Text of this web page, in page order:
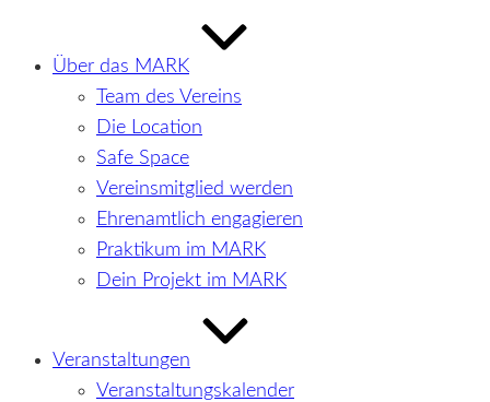
Über das MARK
Team des Vereins
Die Location
Safe Space
Vereinsmitglied werden
Ehrenamtlich engagieren
Praktikum im MARK
Dein Projekt im MARK
Veranstaltungen
Veranstaltungskalender